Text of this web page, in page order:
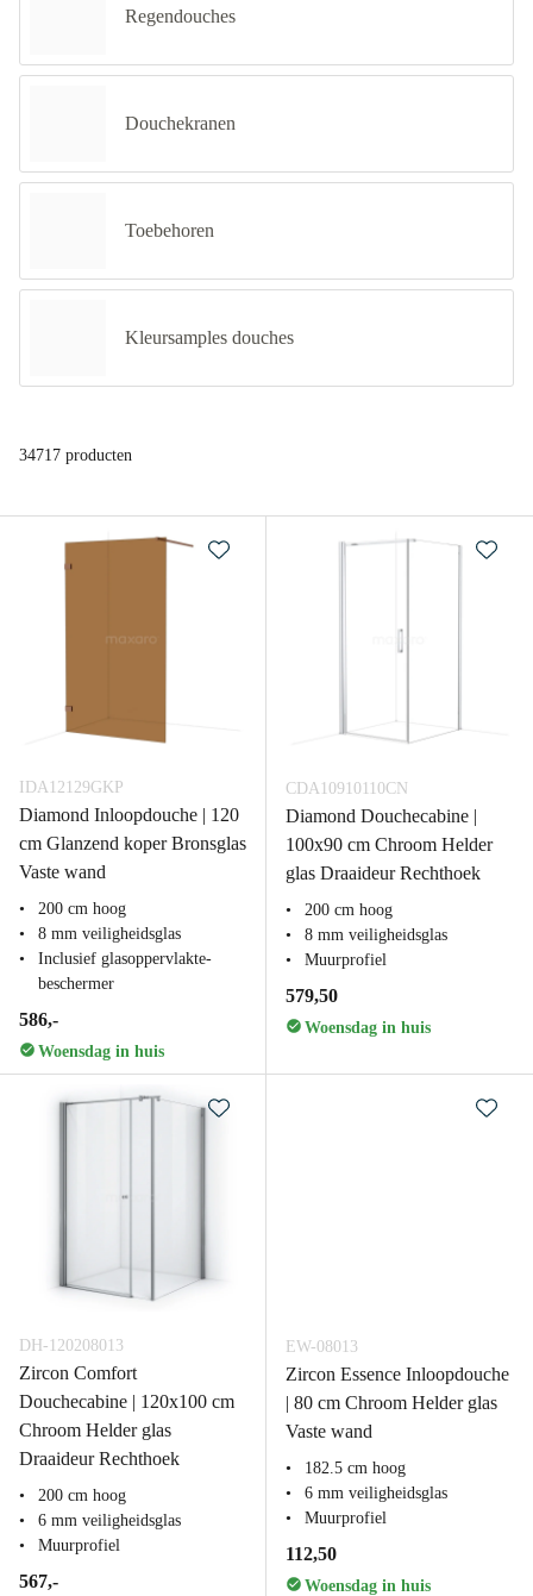
Regendouches
Douchekranen
Toebehoren
Kleursamples douches
34717 producten
IDA12129GKP
Diamond Inloopdouche | 120
cm Glanzend koper Bronsglas
Vaste wand
200 cm hoog
8 mm veiligheidsglas
Inclusief glasoppervlakte-
beschermer
586,-
Woensdag in huis
CDA10910110CN
Diamond Douchecabine |
100x90 cm Chroom Helder
glas Draaideur Rechthoek
200 cm hoog
8 mm veiligheidsglas
Muurprofiel
579,50
Woensdag in huis
DH-120208013
Zircon Comfort
Douchecabine | 120x100 cm
Chroom Helder glas
Draaideur Rechthoek
200 cm hoog
6 mm veiligheidsglas
Muurprofiel
567,-
EW-08013
Zircon Essence Inloopdouche
| 80 cm Chroom Helder glas
Vaste wand
182.5 cm hoog
6 mm veiligheidsglas
Muurprofiel
112,50
Woensdag in huis